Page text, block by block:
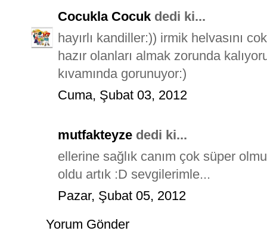
Cocukla Cocuk dedi ki...
hayırlı kandiller:)) irmik helvasını
hazır olanları almak zorunda
kıvamında gorunuyor:)
Cuma, Şubat 03, 2012
mutfakteyze dedi ki...
ellerine sağlık canım çok süper
oldu artık :D sevgilerimle...
Pazar, Şubat 05, 2012
Yorum Gönder